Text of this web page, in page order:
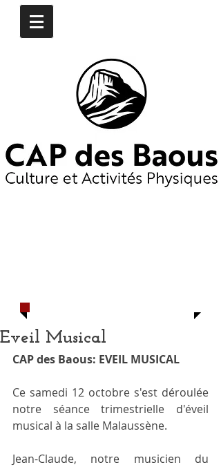
Eveil Musical
CAP des Baous: EVEIL MUSICAL
Ce samedi 12 octobre s'est déroulée
notre séance trimestrielle d'éveil
musical à la salle Malaussène.
Jean-Claude, notre musicien du